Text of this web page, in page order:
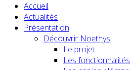
Accueil
Actualités
Présentation
Découvrir Noethys
Le projet
Les fonctionnalités